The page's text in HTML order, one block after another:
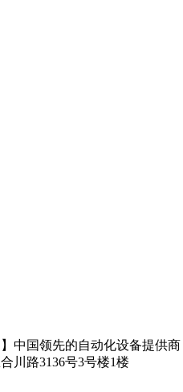
】中国领先的自动化设备提供
川路3136号3号楼1楼